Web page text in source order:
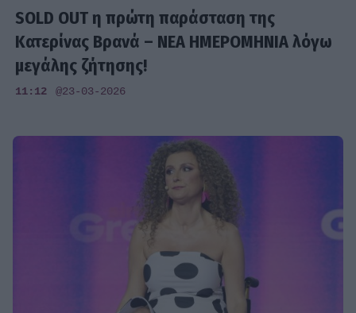
SOLD OUT η πρώτη παράσταση της
Κατερίνας Βρανά – ΝΕΑ ΗΜΕΡΟΜΗΝΙΑ λόγω
μεγάλης ζήτησης!
11:12 @23-03-2026